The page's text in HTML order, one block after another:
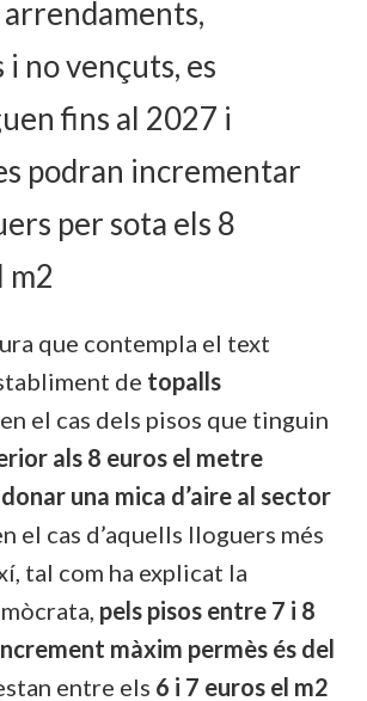
arrendaments,
no vençuts, es
fins al 2027 i
podran incrementar
per sota els 8
m2
que contempla el text
de topalls
en el cas dels pisos que tinguin
als 8 euros el metre
donar una mica d’aire al sector
el cas d’aquells lloguers més
tal com ha explicat la
pels pisos entre 7 i 8
màxim permès és del
entre els 6 i 7 euros el m2